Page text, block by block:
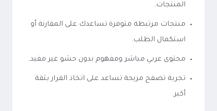
المنتجات.
منتجات مرتبطة متوفرة تساعدك على المقارنة أو
استكمال الطلب.
محتوى عربي مباشر ومفهوم بدون حشو غير مفيد.
تجربة تصفح مريحة تساعد على اتخاذ القرار بثقة
أكبر.